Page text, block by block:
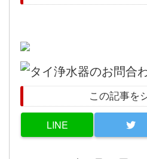
この記事を
LINE